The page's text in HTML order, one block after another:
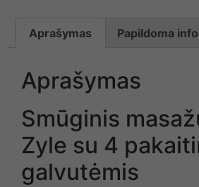
Aprašymas Papildoma
Aprašymas
Smūginis
Zyle su 4
galvutėmis